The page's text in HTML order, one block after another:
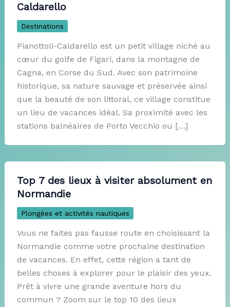
Caldarello
Destinations
Pianottoli-Caldarello est un petit village niché au
cœur du golfe de Figari, dans la montagne de
Cagna, en Corse du Sud. Avec son patrimoine
historique, sa nature sauvage et préservée ainsi
que la beauté de son littoral, ce village constitue
un lieu de vacances idéal. Sa proximité avec les
stations balnéaires de Porto Vecchio ou […]
Top 7 des lieux à visiter absolument en
Normandie
Plongées et activités nautiques
Vous ne faites pas fausse route en choisissant la
Normandie comme votre prochaine destination
de vacances. En effet, cette région a tant de
belles choses à explorer pour le plaisir des yeux.
Prêt à vivre une grande aventure hors du
commun ? Zoom sur le top 10 des lieux